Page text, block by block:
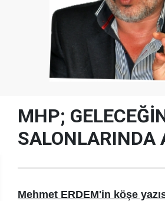
MHP;
SALONLARINDA
Mehmet ERDEM'in köşe